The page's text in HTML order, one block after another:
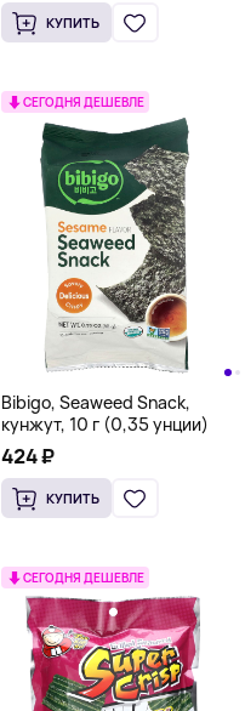
унции)КУПИТЬ
СЕГОДНЯ ДЕШЕВЛЕ
Bibigo, Seaweed Snack,
кунжут, 10 г (0,35 унции)
424 ₽
КУПИТЬ
СЕГОДНЯ ДЕШЕВЛЕ